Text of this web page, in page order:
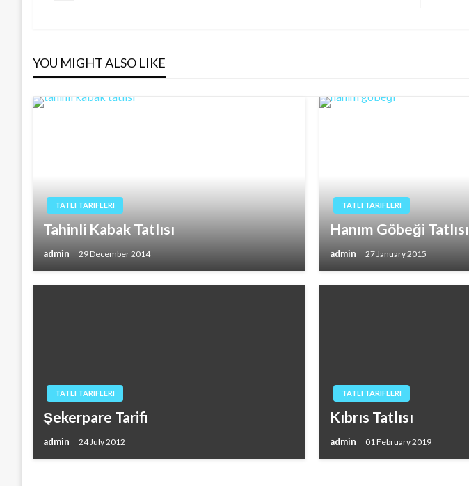
YOU MIGHT ALSO LIKE
TATLI TARIFLERI
Tahinli Kabak Tatlısı
admin 29 December 2014
TATLI TARIFLERI
Hanım Göbeği Tatlısı
admin 27 January 2015
TATLI TARIFLERI
Şekerpare Tarifi
admin 24 July 2012
TATLI TARIFLERI
Kıbrıs Tatlısı
admin 01 February 2019